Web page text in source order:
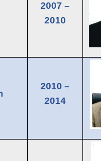
2007 –
2010
2010 –
2014